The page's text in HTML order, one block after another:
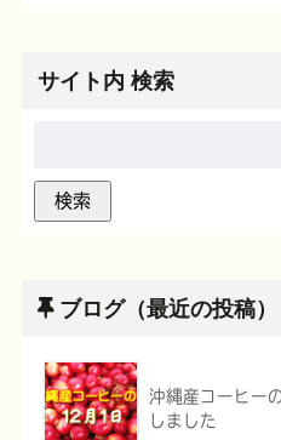
サイト内 検索
ブログ（最近の投稿）
沖縄産コーヒー
しました